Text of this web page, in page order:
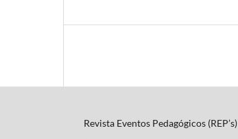
Revista Eventos Pedagógicos (REP’s)